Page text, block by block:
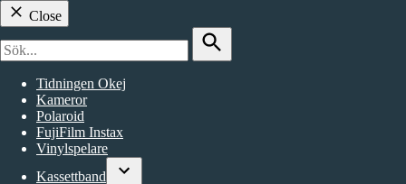
Close
for:
Search
Tidningen Okej
Kameror
Polaroid
FujiFilm Instax
Vinylspelare
Kassettband